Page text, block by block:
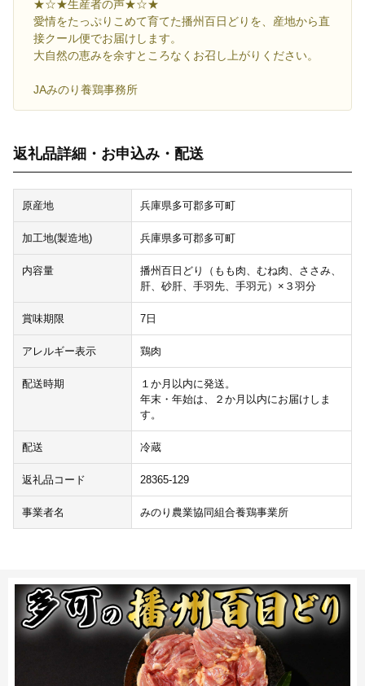
★☆★生産者の声★☆★
愛情をたっぷりこめて育てた播州百日どりを、産地から直
接クール便でお届けします。
大自然の恵みを余すところなくお召し上がりください。
JAみのり養鶏事務所
返礼品詳細・お申込み・配送
原産地 兵庫県多可郡多可町
加工地(製造地) 兵庫県多可郡多可町
内容量
播州百日どり（もも肉、むね肉、ささみ、
肝、砂肝、手羽先、手羽元）×３羽分
賞味期限 7日
アレルギー表示 鶏肉
配送時期
１か月以内に発送。
年末・年始は、２か月以内にお届けしま
す。
配送 冷蔵
返礼品コード 28365-129
事業者名 みのり農業協同組合養鶏事業所